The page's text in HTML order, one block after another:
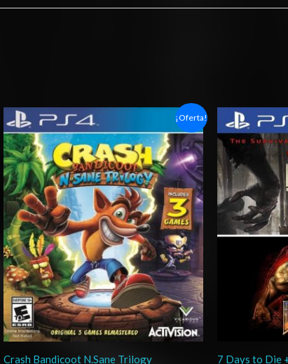
¡Oferta!
Crash Bandicoot N.Sane Trilogy
Rango
de
precios:
desde
$11.03
hasta
$18.03
7 Days to Die